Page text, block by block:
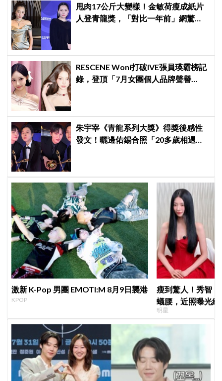
甩肉17公斤大變樣！金敏荷瘦成紙片
人登青龍獎，「對比一年前」網驚
RESCENE Woni打破IVE張員瑛霸榜記
錄，登頂「7月女團個人品牌聲譽
朱宇宰《青龍系列大獎》得獎後感性
發文！曬邊佑錫合照「20多歲相遇，
激新 K-Pop 男團 EMOTI:M 8月9日襲港
KPOP
瘦到驚人！秀智
蟻腰，近照曝光
明星